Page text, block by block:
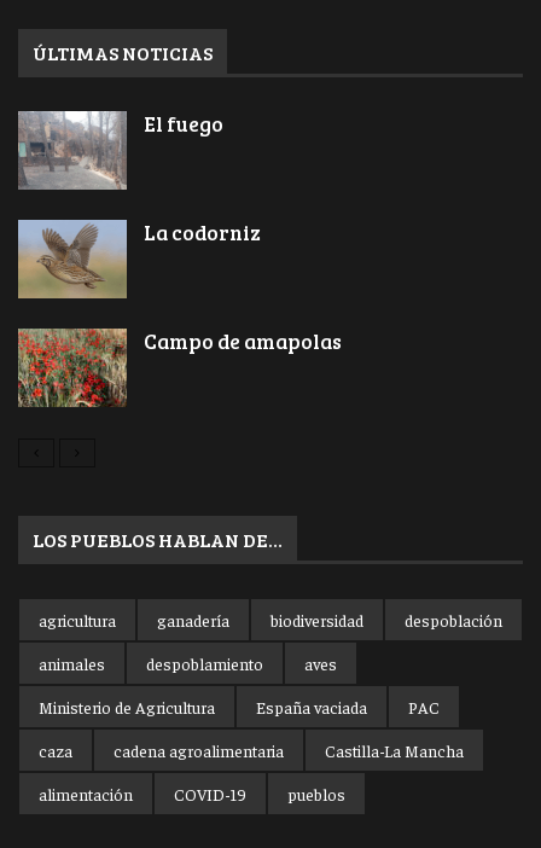
ÚLTIMAS NOTICIAS
El fuego
La codorniz
Campo de amapolas
LOS PUEBLOS HABLAN DE…
agricultura ganadería biodiversidad
despoblación
animales
despoblamiento
aves
Ministerio de Agricultura
España vaciada
PAC
caza
cadena agroalimentaria
Castilla-La Mancha
alimentación
COVID-19 pueblos